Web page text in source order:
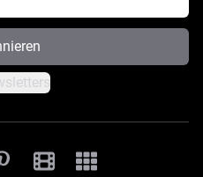
Great Lengths
Great Lengths -